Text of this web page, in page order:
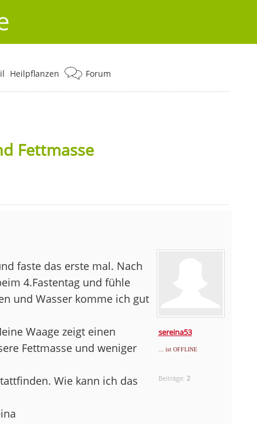
Heilpflanzen Forum
Fettmasse
sereina53
... ist OFFLINE
Beiträge: 2
faste das erste mal. Nach
4.Fastentag und fühle
und Wasser komme ich gut
Waage zeigt einen
Fettmasse und weniger
Wie kann ich das